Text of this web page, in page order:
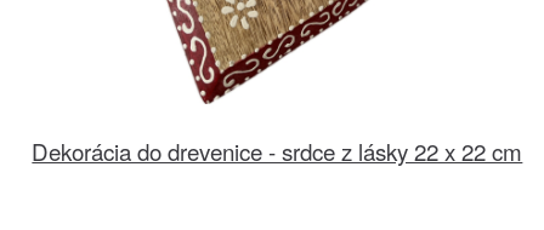
Dekorácia do drevenice - srdce z lásky 22 x 22 cm